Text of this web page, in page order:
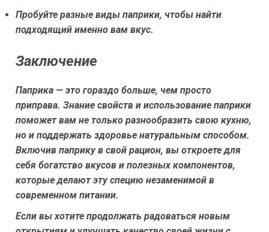
Пробуйте разные виды паприки, чтобы найти
подходящий именно вам вкус.
Заключение
Паприка — это гораздо больше, чем просто
приправа. Знание свойств и использование паприки
поможет вам не только разнообразить свою кухню,
но и поддержать здоровье натуральным способом.
Включив паприку в свой рацион, вы откроете для
себя богатство вкусов и полезных компонентов,
которые делают эту специю незаменимой в
современном питании.
Если вы хотите продолжать радоваться новым